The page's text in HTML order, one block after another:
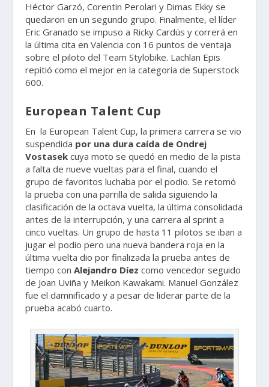
Héctor Garzó, Corentin Perolari y Dimas Ekky se
quedaron en un segundo grupo. Finalmente, el líder
Eric Granado se impuso a Ricky Cardús y correrá en
la última cita en Valencia con 16 puntos de ventaja
sobre el piloto del Team Stylobike. Lachlan Epis
repitió como el mejor en la categoría de Superstock
600.
European Talent Cup
En la European Talent Cup, la primera carrera se vio
suspendida por una dura caída de Ondrej
Vostasek cuya moto se quedó en medio de la pista
a falta de nueve vueltas para el final, cuando el
grupo de favoritos luchaba por el podio. Se retomó
la prueba con una parrilla de salida siguiendo la
clasificación de la octava vuelta, la última consolidada
antes de la interrupción, y una carrera al sprint a
cinco vueltas. Un grupo de hasta 11 pilotos se iban a
jugar el podio pero una nueva bandera roja en la
última vuelta dio por finalizada la prueba antes de
tiempo conAlejandro Díez como vencedor seguido
de Joan Uviña y Meikon Kawakami. Manuel González
fue el damnificado y a pesar de liderar parte de la
prueba acabó cuarto.